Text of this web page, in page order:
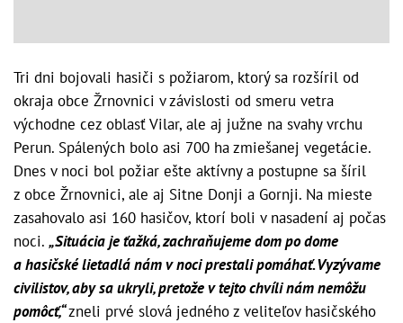
Tri dni bojovali hasiči s požiarom, ktorý sa rozšíril od
okraja obce Žrnovnici v závislosti od smeru vetra
východne cez oblasť Vilar, ale aj južne na svahy vrchu
Perun. Spálených bolo asi 700 ha zmiešanej vegetácie.
Dnes v noci bol požiar ešte aktívny a postupne sa šíril
z obce Žrnovnici, ale aj Sitne Donji a Gornji. Na mieste
zasahovalo asi 160 hasičov, ktorí boli v nasadení aj počas
noci. „Situácia je ťažká, zachraňujeme dom po dome
a hasičské lietadlá nám v noci prestali pomáhať. Vyzývame
civilistov, aby sa ukryli, pretože v tejto chvíli nám nemôžu
pomôcť,“zneli prvé slová jedného z veliteľov hasičského